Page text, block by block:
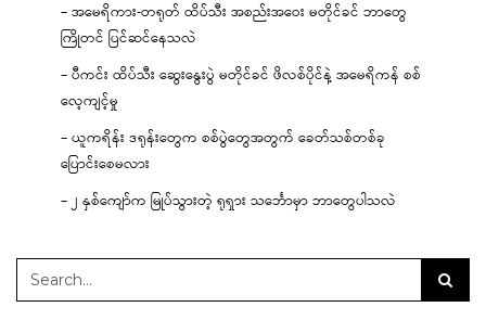
– အမေရိကား-တရုတ် ထိပ်သီး အစည်းအဝေး မတိုင်ခင် ဘာတွေ
ကြိုတင် ပြင်ဆင်နေသလဲ
– ပီကင်း ထိပ်သီး ဆွေးနွေးပွဲ မတိုင်ခင် ဖိလစ်ပိုင်နဲ့ အမေရိကန် စစ်
လေ့ကျင့်မှု
– ယူကရိန်း ဒရုန်းတွေက စစ်ပွဲတွေအတွက် ခေတ်သစ်တစ်ခု
ပြောင်းစေမလား
– ၂ နှစ်ကျော်က မြုပ်သွားတဲ့ ရုရှား သင်္ဘောမှာ ဘာတွေပါသလဲ